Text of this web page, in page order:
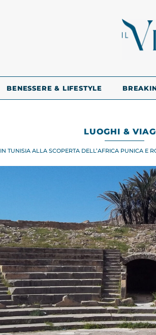
BENESSERE & LIFESTYLE
LUOGHI &
IN TUNISIA ALLA SCOPERTA DELL’AFRICA PUNICA E